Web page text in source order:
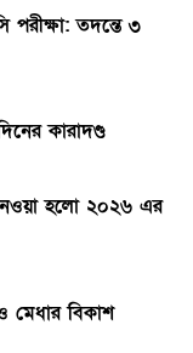
পরীক্ষা: তদন্তে ৩
কারাদণ্ড
হলো ২০২৬ এর
মেধার বিকাশ